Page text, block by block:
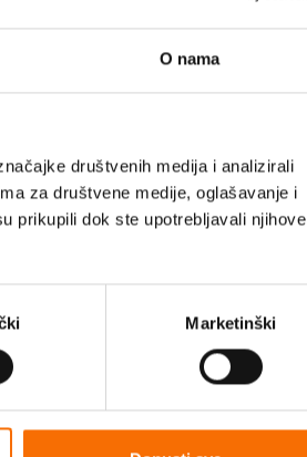
O nama
društvenih medija i analizirali
za društvene medije, oglašavanje i
prikupili dok ste upotrebljavali njihove
Marketinški